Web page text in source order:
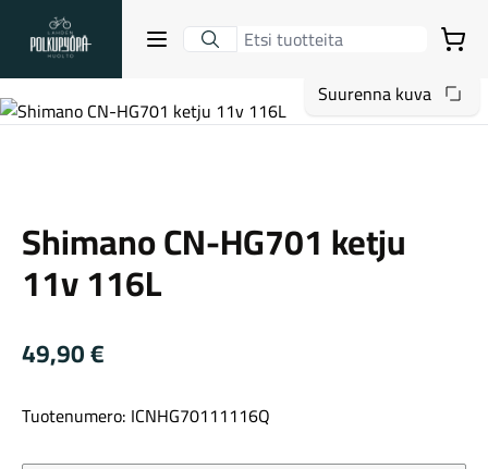
Lahden Polkupyörähuolto - etusivulle
Avaa sulje valikko
Hakutulokset
Suositut osastot
Gravel-pyörät
Ostoskori
Suurenna kuva
Shimano CN-HG701 ketju
11v 116L
49,90€
Tuotenumero: ICNHG70111116Q